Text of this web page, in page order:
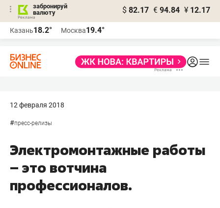
забронируй
валюту
$ 82.17 € 94.84 ¥ 12.17
Казань18.2° Москва19.4°
12 февраля 2018
#пресс-релизы
Электромонтажные работы
– это вотчина
профессионалов.